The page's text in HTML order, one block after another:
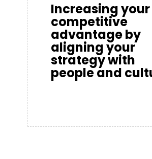
Increasing your
competitive
advantage by
aligning your
strategy with
people and